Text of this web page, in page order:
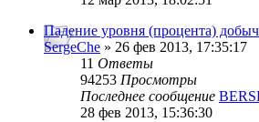
Падение уровня (процента)
SergeChe » 26 фев 2013, 17:35:17
11 Ответы
94253 Просмотры
Последнее сообщение
28 фев 2013, 15:36:30